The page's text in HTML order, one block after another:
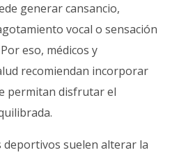
generar cansancio,
vocal o sensación
eso, médicos y
recomiendan incorporar
permitan disfrutar el
deportivos suelen alterar la